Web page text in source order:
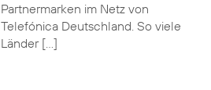
Partnermarken im Netz von
Telefónica Deutschland. So viele
Länder […]